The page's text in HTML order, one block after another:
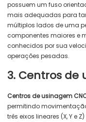
possuem um fuso
mais adequadas para
múltiplos lados de uma
componentes maiores e
conhecidos por sua
operações pesadas.
3. Centros de
Centros de usinagem
permitindo
três eixos lineares (X, Y e